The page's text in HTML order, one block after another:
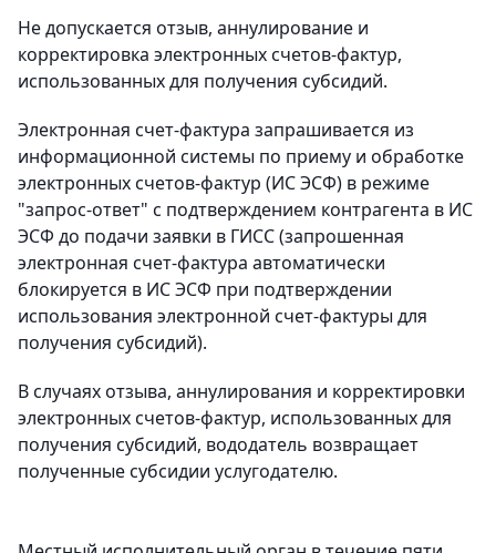
Не допускается отзыв, аннулирование и
корректировка электронных счетов-фактур,
использованных для получения субсидий.
Электронная счет-фактура запрашивается из
информационной системы по приему и обработке
электронных счетов-фактур (ИС ЭСФ) в режиме
"запрос-ответ" с подтверждением контрагента в ИС
ЭСФ до подачи заявки в ГИСС (запрошенная
электронная счет-фактура автоматически
блокируется в ИС ЭСФ при подтверждении
использования электронной счет-фактуры для
получения субсидий).
В случаях отзыва, аннулирования и корректировки
электронных счетов-фактур, использованных для
получения субсидий, вододатель возвращает
полученные субсидии услугодателю.